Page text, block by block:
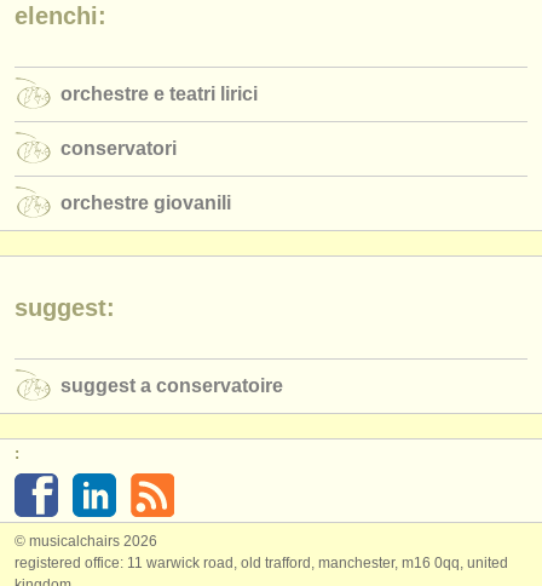
notizie di musica classica
pubblica con noi
find out about our
ATSfaq
accedi
elenchi:
orchestre e teatri lirici
conservatori
orchestre giovanili
suggest:
suggest a conservatoire
:
© musicalchairs 2026
registered office: 11 warwick road, old trafford, manchester, m16 0qq, united